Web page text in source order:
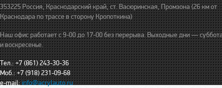
353225 Россия, Краснодарский край, ст. Васюринская, Промзона (26 км от
Краснодара по трассе в сторону Кропоткина)
Наш офис работает с 9-00 до 17-00 без перерыва. Выходные дни —
и воскресенье.
Тел.: +7 (861) 243-30-36
Моб.: +7 (918) 231-09-68
e-mail:info@acrylauto.ru